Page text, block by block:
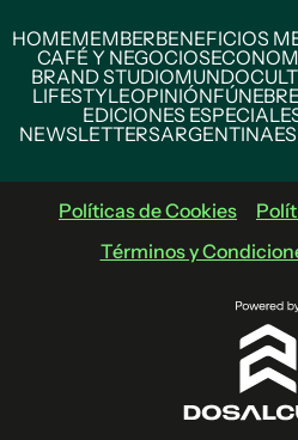
HOMEMEMBERBENEFICIOS
CAFÉ Y NEGOCIOS
BRAND STUDIOMUNDO
LIFESTYLEOPINIÓN
EDICIONES
NEWSLETTERSARGENTINA
Políticas de Cookies
Términos y